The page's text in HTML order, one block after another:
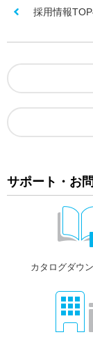
採用情報
サポート・お
カタログダウ